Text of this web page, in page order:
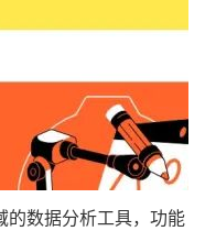
数据分析工具，功能